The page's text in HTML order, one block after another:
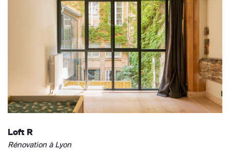
Loft R
Rénovation à Lyon